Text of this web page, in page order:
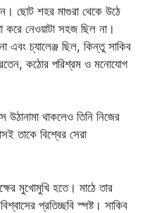
ছোট শহর মাগুরা থেকে উঠে
করে নেওয়াটা সহজ ছিল না।
চ্যালেঞ্জ ছিল, কিন্তু সাকিব
কঠোর পরিশ্রম ও মনোযোগ
উঠানামা থাকলেও তিনি নিজের
তাকে বিশ্বের সেরা
মুখোমুখি হতে। মাঠে তার
প্রতিচ্ছবি স্পষ্ট। সাকিব